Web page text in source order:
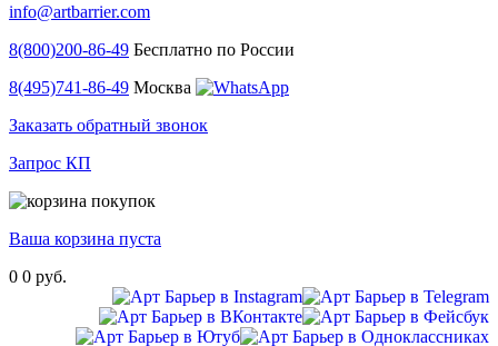
info@artbarrier.com
8(800)200-86-49 Бесплатно по России
8(495)741-86-49 Москва
Заказать обратный звонок
Запрос КП
Ваша корзина пуста
0 0 руб.